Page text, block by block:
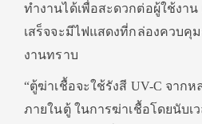
ทำงานได้เพื่อสะดวกต่อผู้ใช้งา
เสร็จจะมีไฟแสดงที่กล่องควบคุ
งานทราบ
“ตู้ฆ่าเชื้อจะใช้รังสี UV-C จาก
ภายในตู้ ในการฆ่าเชื้อโดยนับเ